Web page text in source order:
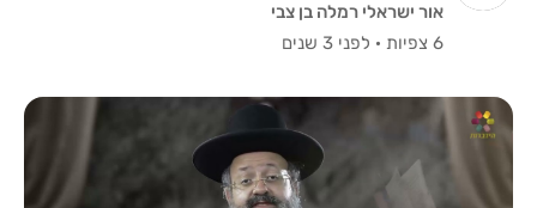
אור ישראלי רמלה בן צבי
6 צפיות
· לפני 3 שנים